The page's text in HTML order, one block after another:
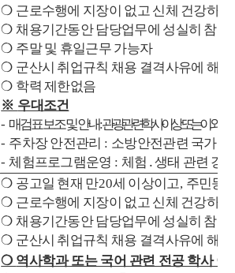
❍ 근로수행에 지장이 없고 신체 건강하
❍채용기간동안 담당업무에 성실히 참여
❍ 주말 및 휴일근무 가능자
❍ 군산시 취업규칙 채용 결격사유에 해
❍ 학력 제한없음
※ 우대조건
- 매검표 보조 및 안내:관광 관련 학사 이상 또는 이와
- 주차장 안전관리 : 소방안전관련 국가기
-체험프로그램운영 :체험 ․생태 관련 강
❍ 공고일 현재 만20세 이상이고, 주민등
❍ 근로수행에 지장이 없고 신체 건강하
❍채용기간동안 담당업무에 성실히 참여
❍ 군산시 취업규칙 채용 결격사유에 해
❍ 역사학과 또는 국어 관련 전공 학사